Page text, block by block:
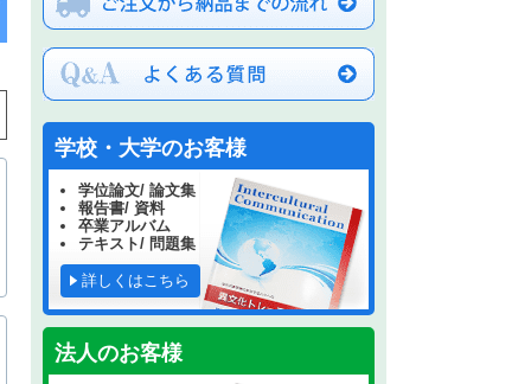
学校・大学のお客様
学位論文/ 論文集
報告書/ 資料
卒業アルバム
テキスト/ 問題集
詳しくはこちら
法人のお客様